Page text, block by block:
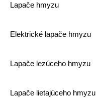
Lapače hmyzu
Elektrické lapače hmyzu
Lapače lezúceho hmyzu
Lapače lietajúceho hmyzu